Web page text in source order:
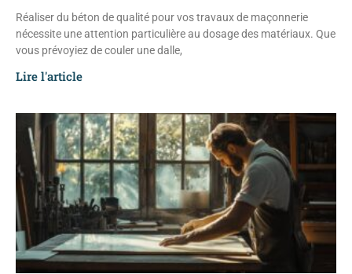
Réaliser du béton de qualité pour vos travaux de maçonnerie
nécessite une attention particulière au dosage des matériaux. Que
vous prévoyiez de couler une dalle,
Lire l'article